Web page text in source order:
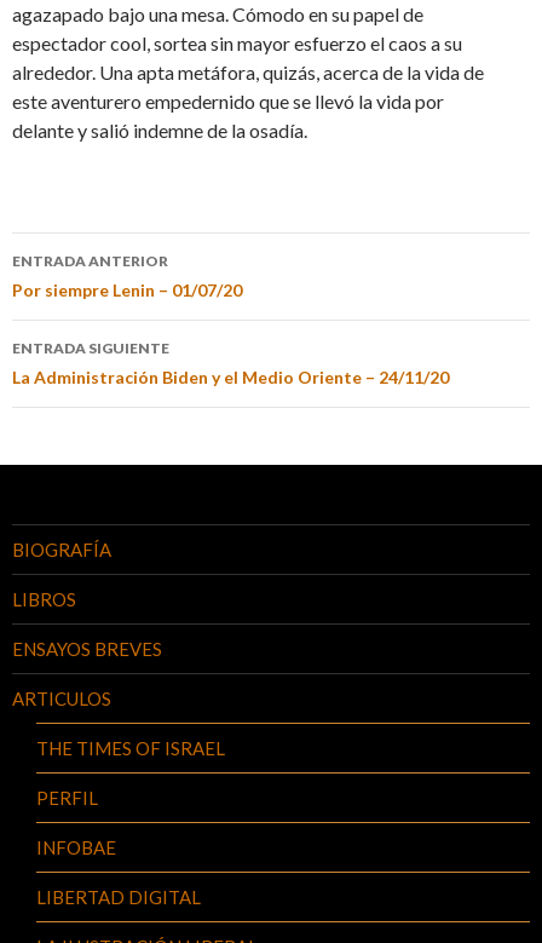
agazapado bajo una mesa. Cómodo en su papel de
espectador cool, sortea sin mayor esfuerzo el caos a su
alrededor. Una apta metáfora, quizás, acerca de la vida de
este aventurero empedernido que se llevó la vida por
delante y salió indemne de la osadía.
ENTRADA ANTERIOR
Por siempre Lenin – 01/07/20
ENTRADA SIGUIENTE
La Administración Biden y el Medio Oriente – 24/11/20
BIOGRAFÍA
LIBROS
ENSAYOS BREVES
ARTICULOS
THE TIMES OF ISRAEL
PERFIL
INFOBAE
LIBERTAD DIGITAL